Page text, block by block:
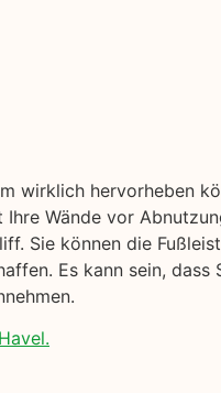
wirklich hervorheben
Wände vor
Sie können die
Es kann sein,